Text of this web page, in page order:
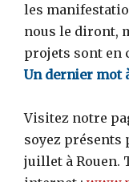
les
nous le diront,
projets sont en
Un dernier mot
Visitez notre
soyez présents
juillet à Rouen.